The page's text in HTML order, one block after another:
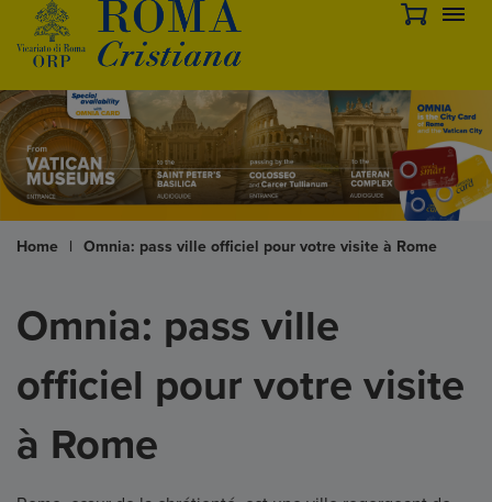
Home | Omnia: pass ville officiel pour votre visite à Rome
Omnia: pass ville
officiel pour votre visite
à Rome